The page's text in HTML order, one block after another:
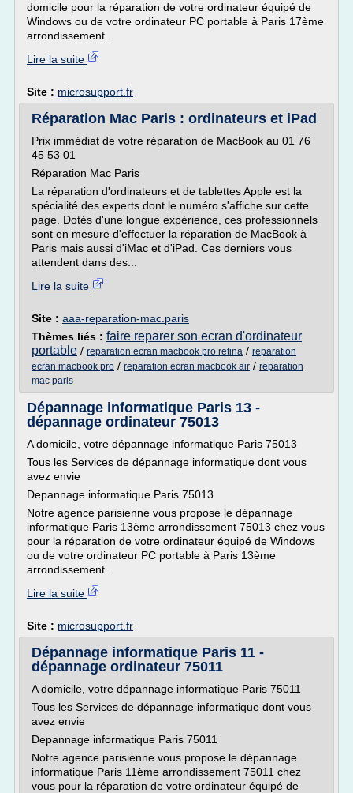
domicile pour la réparation de votre ordinateur équipé de
Windows ou de votre ordinateur PC portable à Paris 17ème
arrondissement...
Lire la suite
Site : microsupport.fr
Réparation Mac Paris : ordinateurs et iPad
Prix immédiat de votre réparation de MacBook au 01 76
45 53 01
Réparation Mac Paris
La réparation d'ordinateurs et de tablettes Apple est la
spécialité des experts dont le numéro s'affiche sur cette
page. Dotés d'une longue expérience, ces professionnels
sont en mesure d'effectuer la réparation de MacBook à
Paris mais aussi d'iMac et d'iPad. Ces derniers vous
attendent dans des...
Lire la suite
Site : aaa-reparation-mac.paris
Thèmes liés : faire reparer son ecran d'ordinateur
portable / reparation ecran macbook pro retina / reparation
ecran macbook pro / reparation ecran macbook air / reparation
mac paris
Dépannage informatique Paris 13 -
dépannage ordinateur 75013
A domicile, votre dépannage informatique Paris 75013
Tous les Services de dépannage informatique dont vous
avez envie
Depannage informatique Paris 75013
Notre agence parisienne vous propose le dépannage
informatique Paris 13ème arrondissement 75013 chez vous
pour la réparation de votre ordinateur équipé de Windows
ou de votre ordinateur PC portable à Paris 13ème
arrondissement...
Lire la suite
Site : microsupport.fr
Dépannage informatique Paris 11 -
dépannage ordinateur 75011
A domicile, votre dépannage informatique Paris 75011
Tous les Services de dépannage informatique dont vous
avez envie
Depannage informatique Paris 75011
Notre agence parisienne vous propose le dépannage
informatique Paris 11ème arrondissement 75011 chez
vous pour la réparation de votre ordinateur équipé de